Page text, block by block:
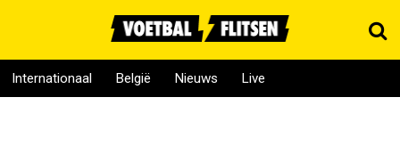
Internationaal België Nieuws Live